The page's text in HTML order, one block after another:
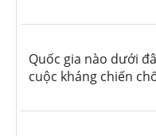
Quốc gia nào dưới
cuộc kháng chiến